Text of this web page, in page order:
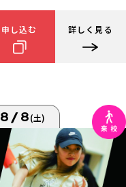
申し込む 詳しく見る
8/8(土)